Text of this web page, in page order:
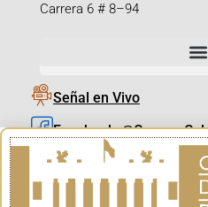
Carrera 6 # 8–94
Señal en Vivo
X_@CamaraColombia